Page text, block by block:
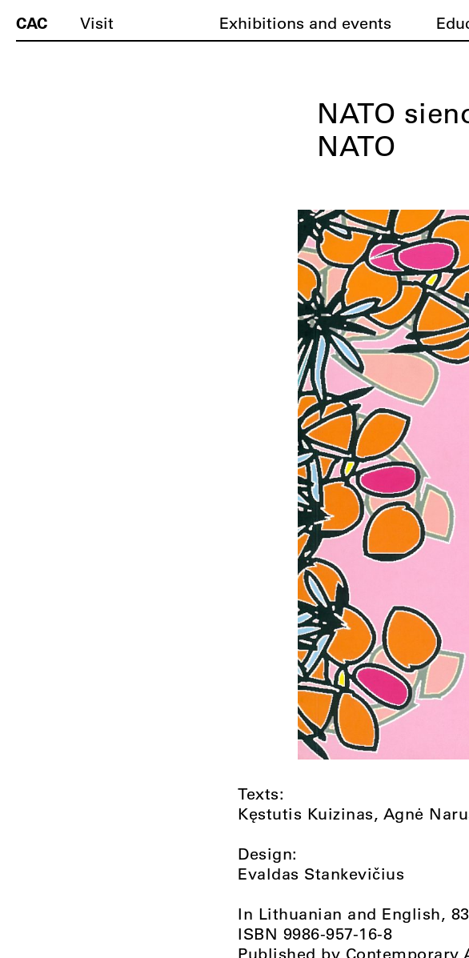
CAC Visit Exhibitions and events
NATO
NATO
Texts:
Kęstutis Kuizinas, Agnė
Design:
Evaldas Stankevičius
In Lithuanian and English,
ISBN 9986-957-16-8
Published by Contemporary